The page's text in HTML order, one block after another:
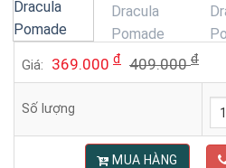
Giá: 369.000 đ 409.000đ
Số lượng
MUA HÀNG